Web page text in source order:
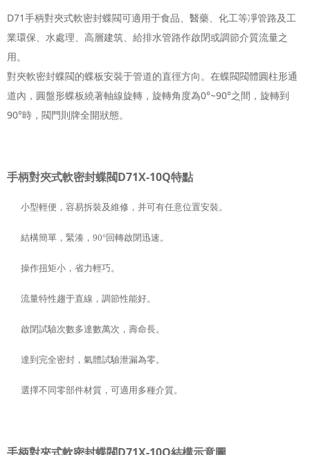
D71手柄對夾式軟密封蝶閥可適用于食品、醫藥、化工等凈管路及工
業環保、水處理、高層建筑、給排水管路作啟閉或調節介質流量之
用。
對夾軟密封蝶閥的蝶板安裝于管道的直徑方向。在蝶閥閥體圓柱形通
道內，圓盤形蝶板繞著軸線旋轉，旋轉角度為0°~90°之間，旋轉到
90°時，閥門則牌全開狀態。
手柄對夾式軟密封蝶閥D71X-10Q特點
小型輕便，容易拆裝及維修，并可有任意位置安裝。
結構簡單，緊湊，90°回轉啟閉迅速。
操作扭矩小，省力輕巧。
流量特性趨于直線，調節性能好。
啟閉試驗次數多達數萬次，壽命長。
達到完全密封，氣體試驗泄漏為零。
選擇不同零部件材質，可適用多種介質。